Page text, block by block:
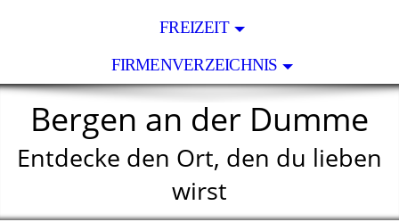
FREIZEIT
FIRMENVERZEICHNIS
Bergen an der Dumme
Entdecke den Ort, den du lieben
wirst